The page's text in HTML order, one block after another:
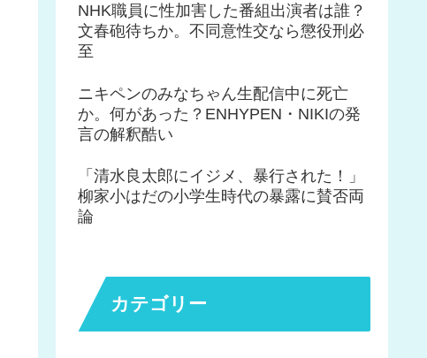
NHK職員に性加害した番組出演者は誰？
文春砲待ちか。不同意性交なら懲役刑必
至
ニキペンのみなちゃん生配信中に死亡
か。何があった？ENHYPEN・NIKIの発
言の解釈酷い
「清水良太郎にイジメ、暴行された！」
柳家小はだの小学生時代の暴露に賛否両
論
カテゴリー